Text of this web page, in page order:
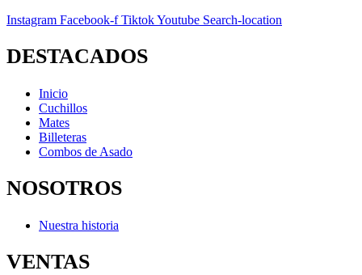
Instagram Facebook-f TiktokYoutube Search-location
DESTACADOS
Inicio
Cuchillos
Mates
Billeteras
Combos de Asado
NOSOTROS
Nuestra historia
VENTAS